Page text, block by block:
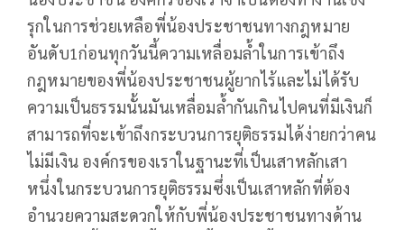
รุกในการช่วยเหลือพี่น้องประชาชนทางกฎหมาย
อันดับ1ก่อนทุกวันนี้ความเหลื่อมล้ำในการเข้าถึง
กฎหมายของพี่น้องประชาชนผู้ยากไร้และไม่ได้รับ
ความเป็นธรรมนั้นมันเหลื่อมล้ำกันเกินไปคนที่มีเงินก็
สามารถที่จะเข้าถึงกระบวนการยุติธรรมได้ง่ายกว่าคน
ไม่มีเงิน องค์กรของเราในฐานะที่เป็นเสาหลักเสา
หนึ่งในกระบวนการยุติธรรมซึ่งเป็นเสาหลักที่ต้อง
อำนวยความสะดวกให้กับพี่น้องประชาชนทางด้าน